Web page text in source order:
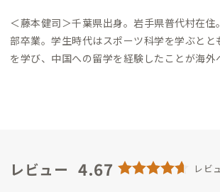
＜藤本健司＞千葉県出身。岩手県普代村在住。
部卒業。学生時代はスポーツ科学を学ぶとと
を学び、中国への留学を経験したことが海外
事。2013年から青年海外協力隊として3年
生の自らのキャリアを主体的に考えられる環
レビュー 4.67 レビ